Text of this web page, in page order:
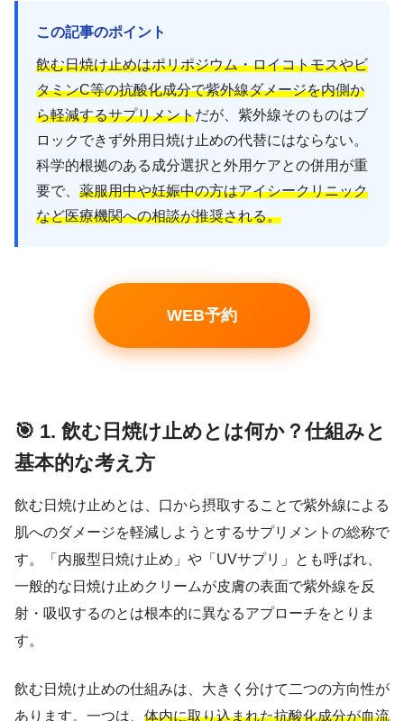
この記事のポイント
飲む日焼け止めはポリポジウム・ロイコトモスやビ
タミンC等の抗酸化成分で紫外線ダメージを内側か
ら軽減するサプリメントだが、紫外線そのものはブ
ロックできず外用日焼け止めの代替にはならない。
科学的根拠のある成分選択と外用ケアとの併用が重
要で、 薬服用中や妊娠中の方はアイシークリニック
など医療機関への相談が推奨される。
WEB予約
🎯 1. 飲む日焼け止めとは何か？仕組みと
基本的な考え方
飲む日焼け止めとは、口から摂取することで紫外線による
肌へのダメージを軽減しようとするサプリメントの総称で
す。「内服型日焼け止め」や「UVサプリ」とも呼ばれ、
一般的な日焼け止めクリームが皮膚の表面で紫外線を反
射・吸収するのとは根本的に異なるアプローチをとりま
す。
飲む日焼け止めの仕組みは、大きく分けて二つの方向性が
あります。一つは、 体内に取り込まれた抗酸化成分が血流